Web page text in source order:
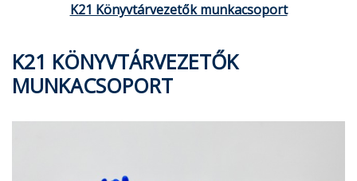
K21 Könyvtárvezetők munkacsoport
K21 KÖNYVTÁRVEZETŐK
MUNKACSOPORT